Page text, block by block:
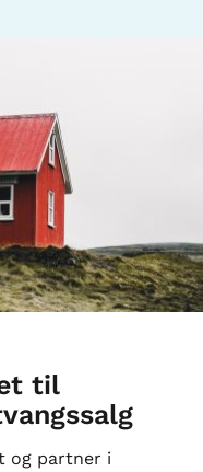
til
og partner i